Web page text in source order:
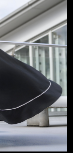
美國持續其敵
封閉狀態。
必須先取得伊